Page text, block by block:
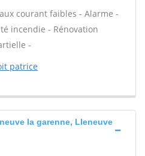
courant faibles - Alarme -
incendie - Rénovation
-
patrice
la garenne, Lleneuve